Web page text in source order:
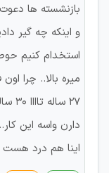
بازنشسته ها
استخدام کنیم
27
دارن واسه این
اینا هم درد هست